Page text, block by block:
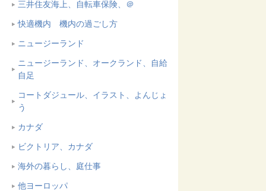
三井住友海上、自転車保険、＠
快適機内 機内の過ごし方
ニュージーランド
ニュージーランド、オークランド、自給
自足
コートダジュール、イラスト、よんじょ
う
カナダ
ビクトリア、カナダ
海外の暮らし、庭仕事
他ヨーロッパ